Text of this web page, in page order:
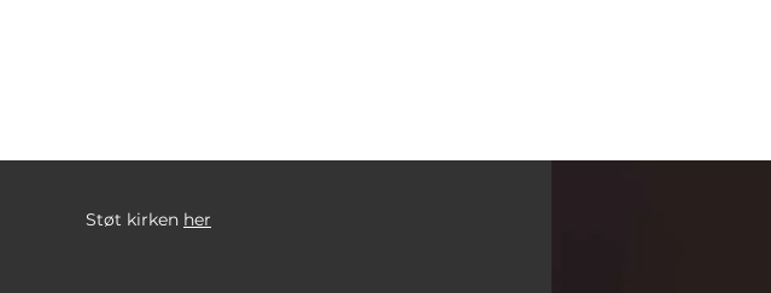
Støt kirken her